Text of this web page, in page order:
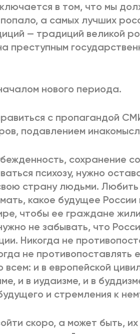
в том, что мы
а самых лучших
— традиций великой
преступным
нового периода.
с пропагандой
подавлением
сохранение
психозу, нужно
страну людьми.
какое будущее
чтобы ее граждане
не забывать, что
Никогда не
не противопоставлять
и в европейской
и в иудаизме, и в
и стремления к
скоро, а может быть,